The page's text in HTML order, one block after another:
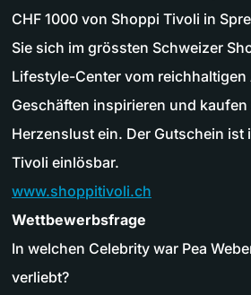
CHF 1000 von Shoppi Tivoli in
Sie sich im grössten Schweizer
Lifestyle-Center vom reichhaltigen
Geschäften inspirieren und kaufen
Herzenslust ein. Der Gutschein ist
Tivoli einlösbar.
www.shoppitivoli.ch
Wettbewerbsfrage
In welchen Celebrity war Pea
verliebt?